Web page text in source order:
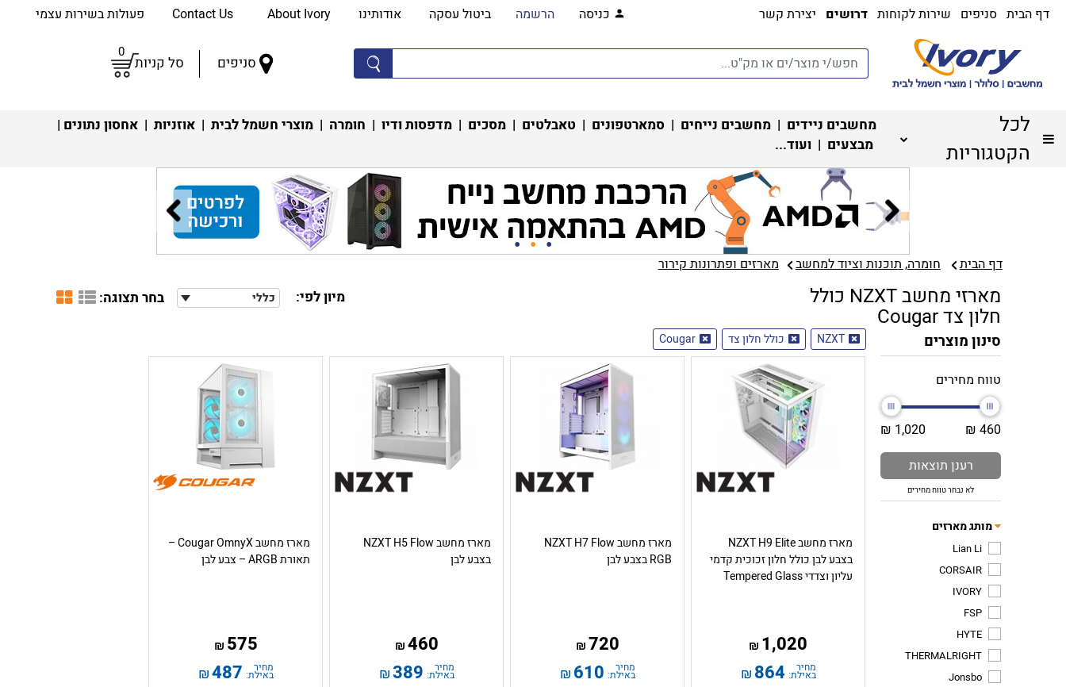
דף הבית סניפים שירות לקוחות דרושים יצירת קשר כניסה הרשמה ביטול עסקה אודותינו About Ivory פעולות בשירות עצמי
סניפים סל קניות
0
לכל
הקטגוריות
מחשבים ניידים | מחשבים נייחים | סמארטפונים | טאבלטים | מסכים | מדפסות ודיו | חומרה | מוצרי חשמל לבית | אוזניות | אחסון נתונים |
מבצעים | ועוד...
דף הבית חומרה, תוכנות וציוד למחשב מארזים ופתרונות קירור‏
מארזי מחשב NZXT כולל
חלון צד Cougar
מיון לפי: כללי בחר תצוגה:
סינון מוצרים
טווח מחירים
460 ₪
1,020 ₪
רענן תוצאות
לא נבחר טווח מחירים
מותג מארזים
Lian Li
CORSAIR
IVORY
FSP
HYTE
THERMALRIGHT
Jonsbo
NZXT כולל חלון צד Cougar
מארז מחשב NZXT H9 Elite
בצבע לבן כולל חלון זכוכית קדמי
עליון וצדדי Tempered Glass
1,020
₪
מחיר
באילת: 864
₪
מארז מחשב NZXT H7 Flow
RGB בצבע לבן
720
₪
מחיר
באילת: 610
₪
מארז מחשב NZXT H5 Flow
בצבע לבן
460
₪
מחיר
באילת: 389
₪
מארז מחשב Cougar OmnyX –
תאורת ARGB – צבע לבן
575
₪
מחיר
באילת: 487
₪